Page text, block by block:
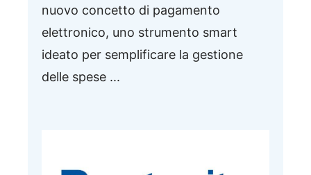
nuovo concetto di pagamento
elettronico, uno strumento smart
ideato per semplificare la gestione
delle spese ...